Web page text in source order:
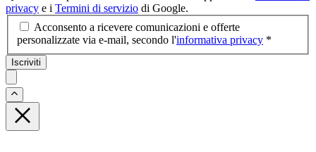
privacy e i Termini di servizio di Google.
Acconsento a ricevere comunicazioni e offerte
personalizzate via e-mail, secondo l'informativa privacy *
Iscriviti